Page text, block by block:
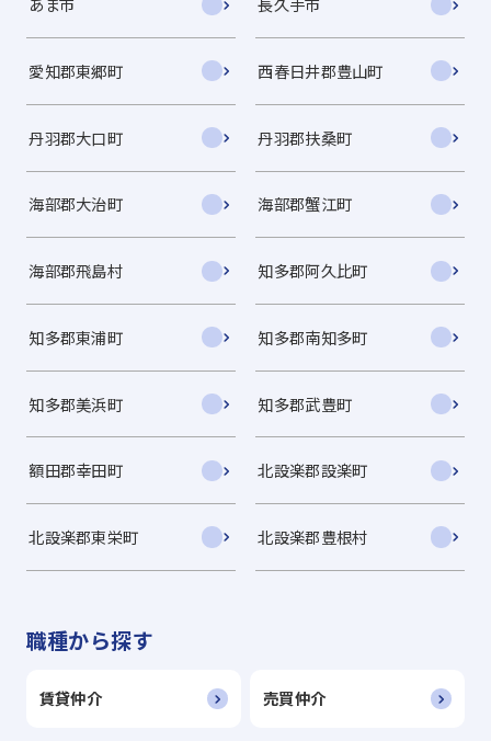
愛知郡東郷町 西春日井郡豊山町
丹羽郡大口町 丹羽郡扶桑町
海部郡大治町 海部郡蟹江町
海部郡飛島村 知多郡阿久比町
知多郡東浦町 知多郡南知多町
知多郡美浜町 知多郡武豊町
額田郡幸田町 北設楽郡設楽町
北設楽郡東栄町 北設楽郡豊根村
職種から探す
賃貸仲介 売買仲介